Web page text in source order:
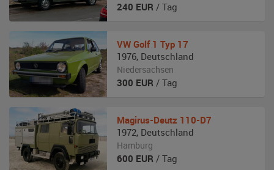
240 EUR / Tag
VW Golf 1 Typ 17
1976, Deutschland
Niedersachsen
300 EUR / Tag
Magirus-Deutz 110-D7
1972, Deutschland
Hamburg
600 EUR / Tag